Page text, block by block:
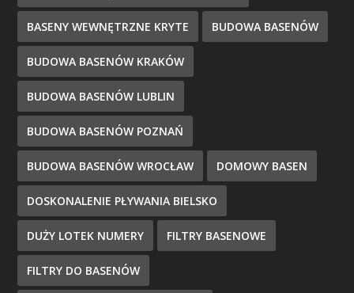
BASENY WEWNĘTRZNE KRYTE BUDOWA BASENÓW
BUDOWA BASENÓW KRAKÓW
BUDOWA BASENÓW LUBLIN
BUDOWA BASENÓW POZNAŃ
BUDOWA BASENÓW WROCŁAW DOMOWY BASEN
DOSKONALENIE PŁYWANIA BIELSKO
DUŻY LOTEK NUMERY FILTRY BASENOWE
FILTRY DO BASENÓW